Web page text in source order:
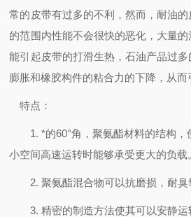
常的皮带有过多的不利，然而，耐油
的范围内性能不会很快的恶化，大量
能引起皮带的打滑生热，石油产品过
膨胀和橡胶构件的粘合力的下降，从而
特点：
1. *的60°角，聚氨酯材料的结构，
小空间高速运转时能够承受更大的负载
2. 聚氨酯混合物可以抗磨损，耐臭
3. 精密的制造方法使其可以安静运